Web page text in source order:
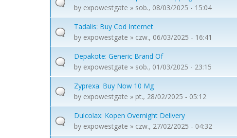
by expowestgate » sob., 08/03/2025 - 15:04
Tadalis: Buy Cod Internet
by expowestgate » czw., 06/03/2025 - 16:41
Depakote: Generic Brand Of
by expowestgate » sob., 01/03/2025 - 23:15
Zyprexa: Buy Now 10 Mg
by expowestgate » pt., 28/02/2025 - 05:12
Dulcolax: Kopen Overnight Delivery
by expowestgate » czw., 27/02/2025 - 04:32